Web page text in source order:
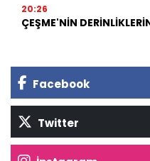
20:26
ÇEŞME'NİN
Facebook
Twitter